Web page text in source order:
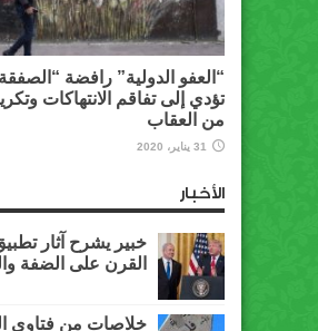
“العفو الدولية” رافضة
تؤدي إلى تفاقم الانتهاكات
من العقاب
31 يناير، 2020
الأخبار
خبير يشرح آثار
القرن على الضفة
خلاصات من فتاوى